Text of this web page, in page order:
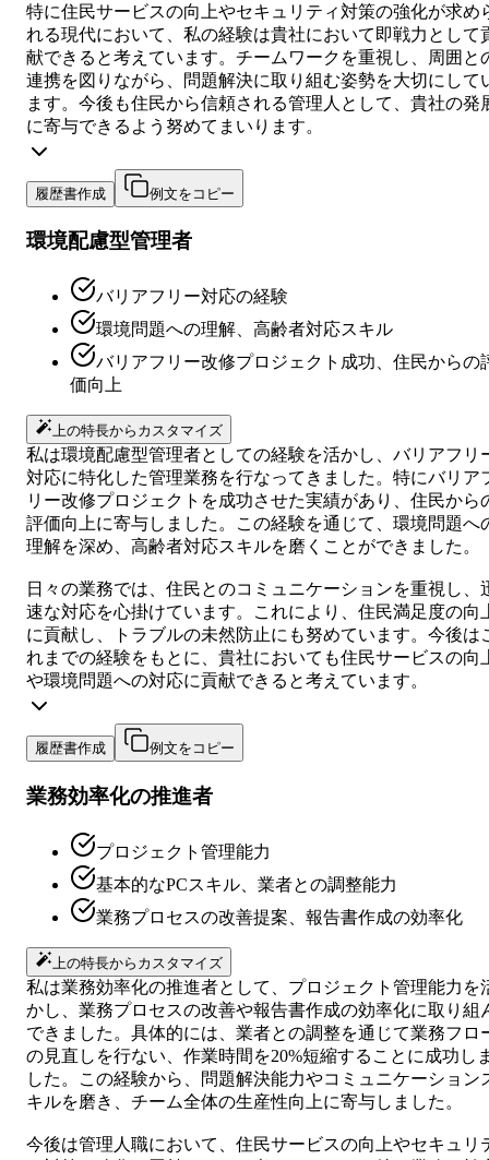
特に住民サービスの向上やセキュリティ対策の強化が求め
れる現代において、私の経験は貴社において即戦力として
献できると考えています。チームワークを重視し、周囲と
連携を図りながら、問題解決に取り組む姿勢を大切にして
ます。今後も住民から信頼される管理人として、貴社の発
に寄与できるよう努めてまいります。
履歴書作成 例文をコピー
環境配慮型管理者
バリアフリー対応の経験
環境問題への理解、高齢者対応スキル
バリアフリー改修プロジェクト成功、住民からの
価向上
上の特長からカスタマイズ
私は環境配慮型管理者としての経験を活かし、バリアフリ
対応に特化した管理業務を行なってきました。特にバリア
リー改修プロジェクトを成功させた実績があり、住民から
評価向上に寄与しました。この経験を通じて、環境問題へ
理解を深め、高齢者対応スキルを磨くことができました。
日々の業務では、住民とのコミュニケーションを重視し、
速な対応を心掛けています。これにより、住民満足度の向
に貢献し、トラブルの未然防止にも努めています。今後は
れまでの経験をもとに、貴社においても住民サービスの向
や環境問題への対応に貢献できると考えています。
履歴書作成 例文をコピー
業務効率化の推進者
プロジェクト管理能力
基本的なPCスキル、業者との調整能力
業務プロセスの改善提案、報告書作成の効率化
上の特長からカスタマイズ
私は業務効率化の推進者として、プロジェクト管理能力を
かし、業務プロセスの改善や報告書作成の効率化に取り組
できました。具体的には、業者との調整を通じて業務フロ
の見直しを行ない、作業時間を20%短縮することに成功し
した。この経験から、問題解決能力やコミュニケーション
キルを磨き、チーム全体の生産性向上に寄与しました。
今後は管理人職において、住民サービスの向上やセキュリ